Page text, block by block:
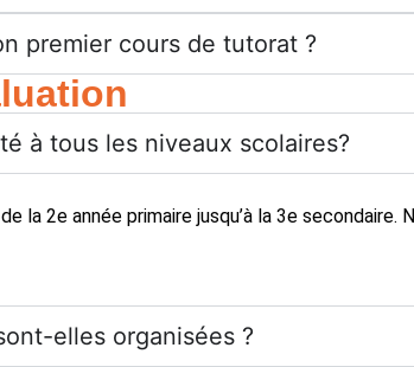
premier cours de tutorat ?
à tous les niveaux scolaires?
la 2e année primaire jusqu’à la 3e
elles organisées ?